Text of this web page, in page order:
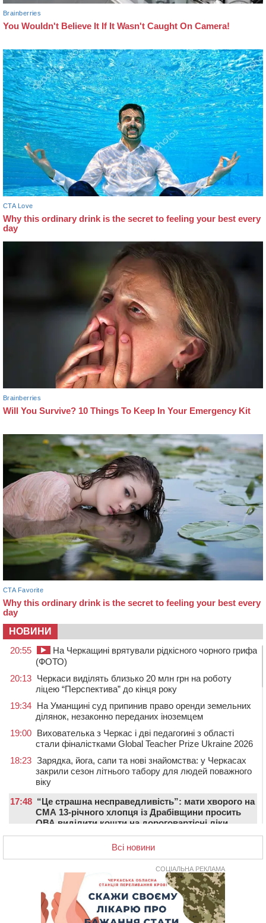
НОВИНИ
20:55
На Черкащині врятували рідкісного чорного грифа
(ФОТО)
20:13 Черкаси виділять близько 20 млн грн на роботу
ліцею “Перспектива” до кінця року
19:34 На Уманщині суд припинив право оренди земельних
ділянок, незаконно переданих іноземцем
19:00 Вихователька з Черкас і дві педагогині з області
стали фіналістками Global Teacher Prize Ukraine 2026
18:23 Зарядка, йога, сапи та нові знайомства: у Черкасах
закрили сезон літнього табору для людей поважного
віку
17:48 “Це страшна несправедливість”: мати хворого на
СМА 13-річного хлопця із Драбівщини просить
ОВА виділити кошти на дороговартісні ліки
На Уманщині судитимуть колишню очільницю відділу
освіти через закупівлю електрики за завищеною
У Черкасах провели в останню путь двох
загиблих воїнів
До 1 вересня у Черкасах оновлюють дорожню
Всі новини
СОЦІАЛЬНА РЕКЛАМА